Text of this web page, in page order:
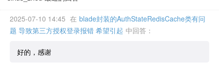
2025-07-10 14:45 在 blade封装的AuthStateRedisCache类有问
题 导致第三方授权登录报错 希望引起 中回答：
好的，感谢